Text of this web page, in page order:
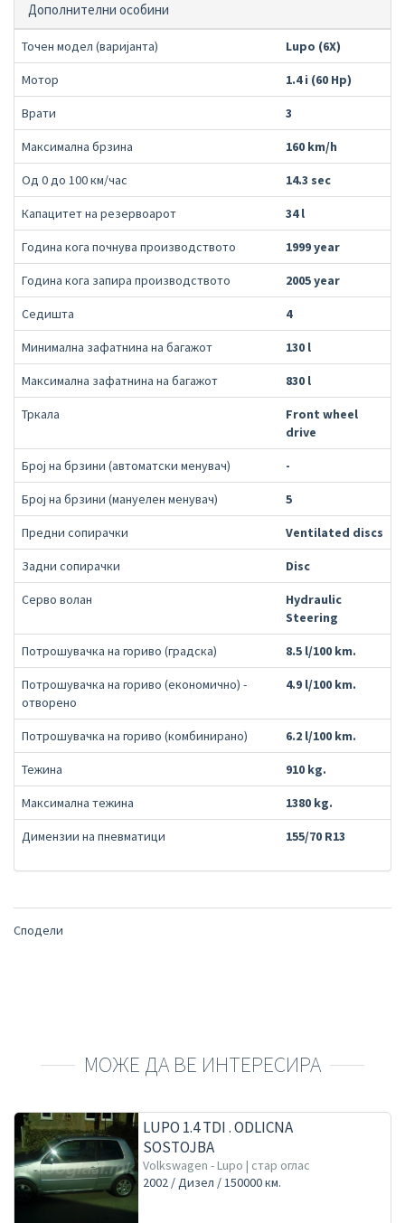
Дополнителни особини
Точен модел (варијанта) Lupo (6X)
Мотор 1.4 i (60 Hp)
Врати 3
Максимална брзина 160 km/h
Од 0 до 100 км/час 14.3 sec
Капацитет на резервоарот 34 l
Година кога почнува производството 1999 year
Година кога запира производството 2005 year
Седишта 4
Минимална зафатнина на багажот 130 l
Максимална зафатнина на багажот 830 l
Тркала
Front wheel
drive
Број на брзини (автоматски менувач) -
Број на брзини (мануелен менувач) 5
Предни сопирачки Ventilated discs
Задни сопирачки Disc
Серво волан
Hydraulic
Steering
Потрошувачка на гориво (градска) 8.5 l/100 km.
Потрошувачка на гориво (економично) -
отворено
4.9 l/100 km.
Потрошувачка на гориво (комбинирано) 6.2 l/100 km.
Тежина 910 kg.
Максимална тежина 1380 kg.
Димензии на пневматици 155/70 R13
Сподели
МОЖЕ ДА ВЕ ИНТЕРЕСИРА
LUPO 1.4 TDI . ODLICNA
SOSTOJBA
Volkswagen - Lupo | стар оглас
2002 / Дизел / 150000 км.